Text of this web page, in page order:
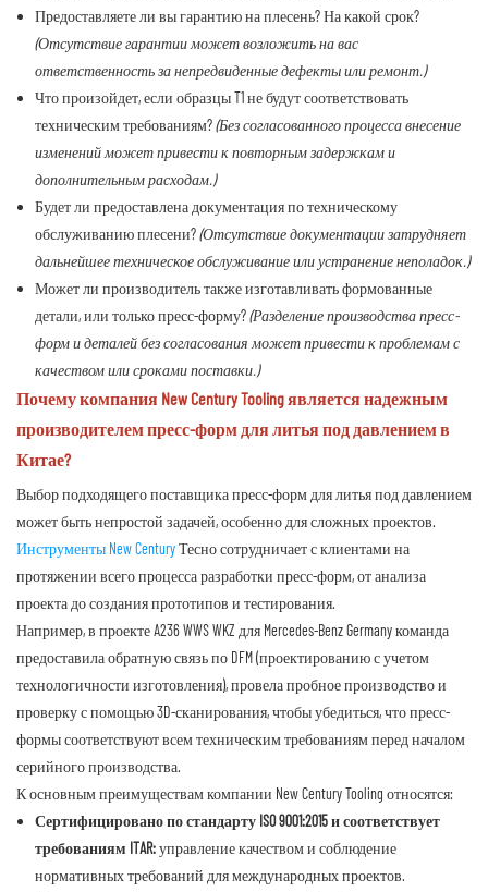
Предоставляете ли вы гарантию на плесень? На какой срок?
(Отсутствие гарантии может возложить на вас
ответственность за непредвиденные дефекты или ремонт.)
Что произойдет, если образцы T1 не будут соответствовать
техническим требованиям?(Без согласованного процесса внесение
изменений может привести к повторным задержкам и
дополнительным расходам.)
Будет ли предоставлена ​​документация по техническому
обслуживанию плесени?(Отсутствие документации затрудняет
дальнейшее техническое обслуживание или устранение неполадок.)
Может ли производитель также изготавливать формованные
детали, или только пресс-форму?(Разделение производства пресс-
форм и деталей без согласования может привести к проблемам с
качеством или сроками поставки.)
Почему компания New Century Tooling является надежным
производителем пресс-форм для литья под давлением в
Китае?
Выбор подходящего поставщика пресс-форм для литья под давлением
может быть непростой задачей, особенно для сложных проектов.
Инструменты New CenturyТесно сотрудничает с клиентами на
протяжении всего процесса разработки пресс-форм, от анализа
проекта до создания прототипов и тестирования.
Например, в проекте A236 WWS WKZ для Mercedes-Benz Germany команда
предоставила обратную связь по DFM (проектированию с учетом
технологичности изготовления), провела пробное производство и
проверку с помощью 3D-сканирования, чтобы убедиться, что пресс-
формы соответствуют всем техническим требованиям перед началом
серийного производства.
К основным преимуществам компании New Century Tooling относятся:
Сертифицировано по стандарту ISO 9001:2015 и соответствует
требованиям ITAR:управление качеством и соблюдение
нормативных требований для международных проектов.